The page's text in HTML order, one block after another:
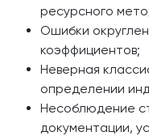
ресурсного
Ошибки
коэффициентов;
Неверная
определении
Несоблюдение
документации,